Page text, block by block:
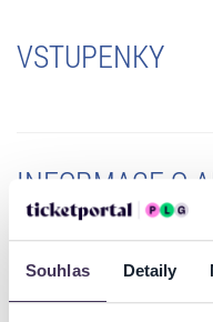
Souhlas Detaily
VSTUPENKY
INFORMACE O
DANIEL LANDA
Daniel Landa vyrazí opět se
Ve skvělé kapele ani